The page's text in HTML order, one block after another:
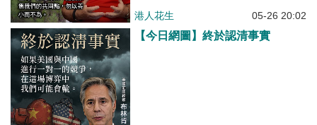
港人花生 05-26 20:02
【今日網圖】終於認清事實